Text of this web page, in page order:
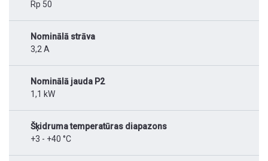
Rp 50
Nominālā strāva
3,2 A
Nominālā jauda P2
1,1 kW
Šķidruma temperatūras diapazons
+3 - +40 °C